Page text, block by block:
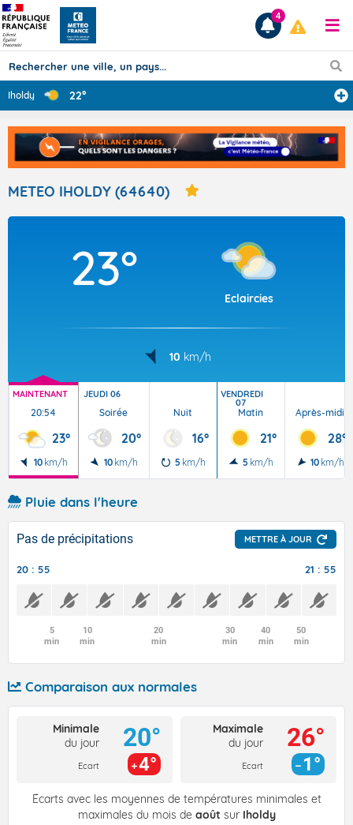
Prévisions
TOUS LES RÉSULTATS
Articles
4
Iholdy 22°
METEO IHOLDY (64640)
23°
Eclaircies
10 km/h
MAINTENANT
20:54
23°
10 km/h
JEUDI 06
Soirée
20°
10 km/h
Nuit
16°
5 km/h
VENDREDI
07
Matin
21°
5 km/h
Après-midi
28°
10 km/h
Pluie dans l'heure
Pas de précipitations METTRE À JOUR
20 : 55 21 : 55
5
min
10
min
20
min
30
min
40
min
50
min
Comparaison aux normales
Minimale
du jour
Ecart
20°
4°
Maximale
du jour
Ecart
26°
1°
Écarts avec les moyennes de températures minimales et
maximales du mois de août sur Iholdy